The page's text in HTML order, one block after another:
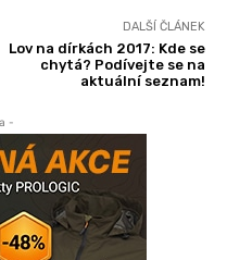
DALŠÍ ČLÁNEK
Lov na dírkách 2017: Kde se
chytá? Podívejte se na
aktuální seznam!
-